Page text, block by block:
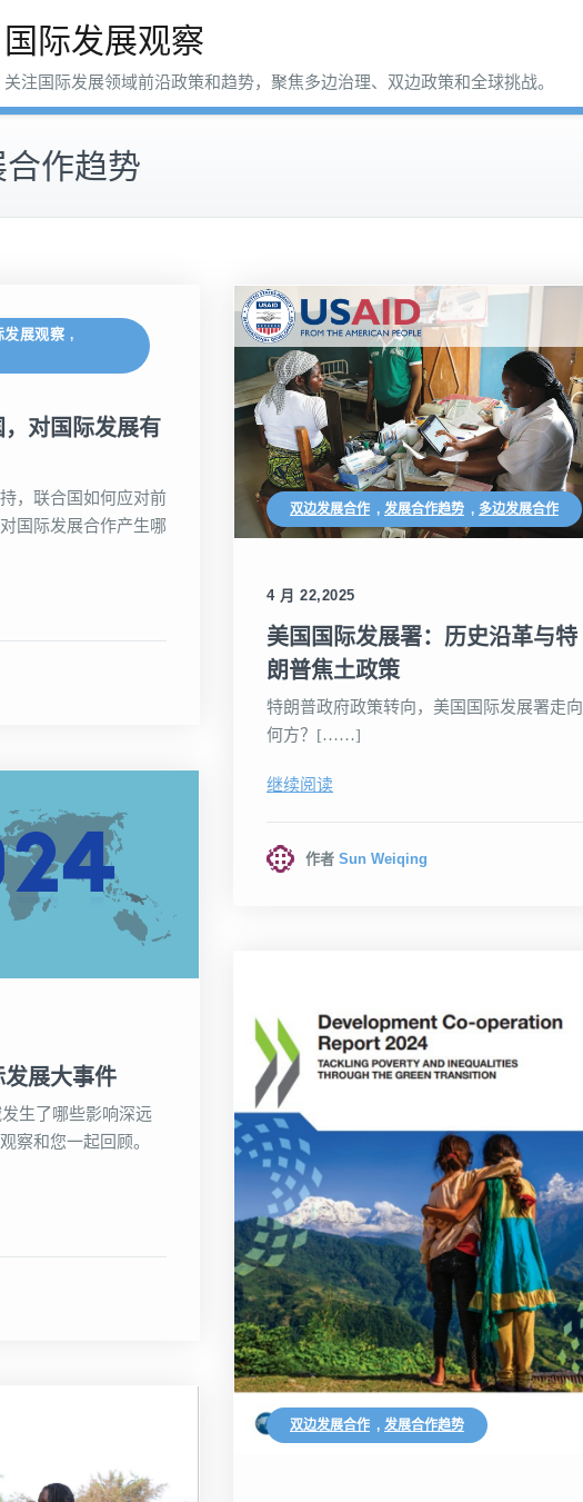
国际发展观察
关注国际发展领域前沿政策和趋势，聚焦多边治理、双边政策和全球挑战。
合作趋势
发展观察 ,
对国际发展有
，联合国如何应对前
国际发展合作产生哪
发展大事件
生了哪些影响深远
察和您一起回顾。
双边发展合作 , 发展合作趋势 , 多边发展合作
4 月 22,2025
美国国际发展署：历史沿革与特
朗普焦土政策
特朗普政府政策转向，美国国际发展署走向
何方？[……]
继续阅读
作者 Sun Weiqing
双边发展合作 , 发展合作趋势